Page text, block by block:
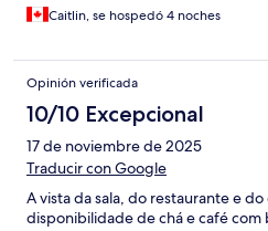
Caitlin, se hospedó 4 noches
Opinión verificada
10/10 Excepcional
17 de noviembre de 2025
Traducir con Google
A vista da sala, do restaurante e
disponibilidade de chá e café